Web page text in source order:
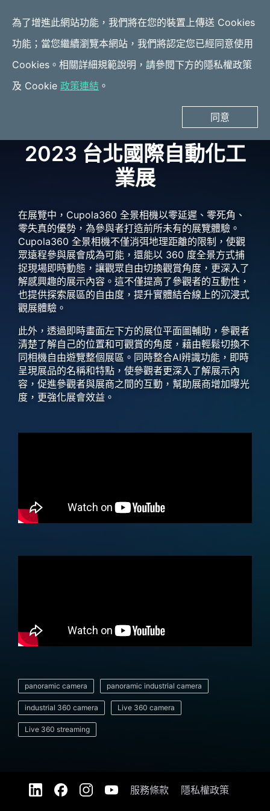
為了增進此網站功能，我們將在您的裝置上傳送 Cookies
功能；當您繼續瀏覽本網站，我們將認定您已經同意使用
Cookies。相關詳細規範說明，請參閱下方的隱私權政策
及 Cookie 政策連結 。
同意
應用案例
業展
2023 台北國際自動化工
業展
在展覽中，Cupola360 全景相機以零延遲、零死角、
零失真的優勢，為參與者打造前所未有的展覽體驗。
Cupola360 全景相機不僅消弭地理距離的限制，使觀
眾遠程參與展會成為可能，還能以 360 度全景方式捕
捉現場即時動態，讓觀眾自由切換觀賞角度，更深入了
解感興趣的展示內容。這不僅提高了參觀者的互動性，
也提供探索展區的自由度，提升實體結合線上的沉浸式
觀展體驗。
此外，透過即時畫面左下方的展位平面圖輔助，參觀者
清楚了解自己的位置和可觀賞的角度，藉由輕鬆切換不
同相機自由遊覽整個展區。同時整合AI辨識功能，即時
呈現展品的名稱和特點，使參觀者更深入了解展示內
容，促進參觀者與展商之間的互動，幫助展商增加曝光
度，更強化展會效益。
panoramic camera panoramic industrial camera
industrial 360 camera Live 360 camera
Live 360 streaming
服務條款 隱私權政策